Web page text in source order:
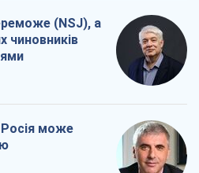
(NSJ), а
чиновників
Росія може